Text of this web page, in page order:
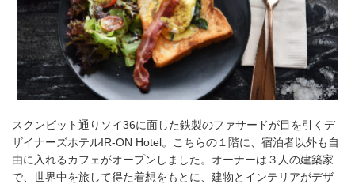
スクンビット通りソイ36に面した鉄製のファサードが目を引くデ
ザイナーズホテルIR-ON Hotel。こちらの１階に、宿泊者以外も自
由に入れるカフェがオープンしました。オーナーは３人の建築家
で、世界中を旅して得た着想をもとに、建物とインテリアがデザ